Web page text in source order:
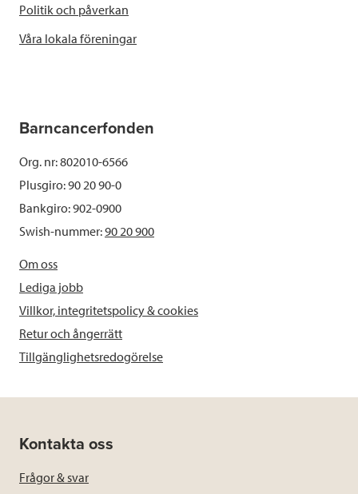
Politik och påverkan
Våra lokala föreningar
Barncancerfonden
Org. nr: 802010-6566
Plusgiro: 90 20 90-0
Bankgiro: 902-0900
Swish-nummer:90 20 900
Om oss
Lediga jobb
Villkor, integritetspolicy & cookies
Retur och ångerrätt
Tillgänglighetsredogörelse
Kontakta oss
Frågor & svar